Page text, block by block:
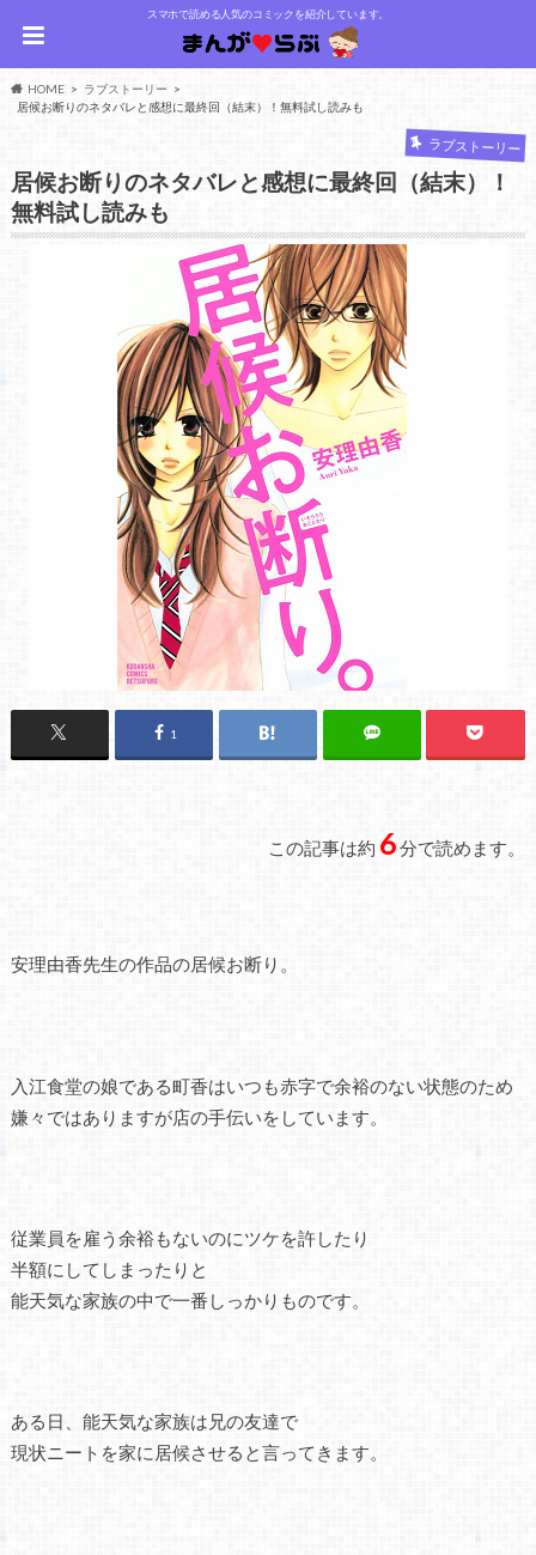
スマホで読める人気のコミックを紹介しています。
HOME
ラブストーリー
居候お断りのネタバレと感想に最終回（結末）！無料試し読みも
ラブストーリー
居候お断りのネタバレと感想に最終回（結末）！
無料試し読みも
1
この記事は約 6分で読めます。
安理由香先生の作品の居候お断り。
入江食堂の娘である町香はいつも赤字で余裕のない状態のため
嫌々ではありますが店の手伝いをしています。
従業員を雇う余裕もないのにツケを許したり
半額にしてしまったりと
能天気な家族の中で一番しっかりものです。
ある日、能天気な家族は兄の友達で
現状ニートを家に居候させると言ってきます。